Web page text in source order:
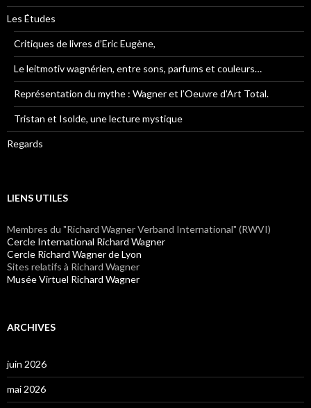
Les Études
Critiques de livres d’Eric Eugène,
Le leitmotiv wagnérien, entre sons, parfums et couleurs…
Représentation du mythe : Wagner et l’Oeuvre d’Art Total.
Tristan et Isolde, une lecture mystique
Regards
LIENS UTILES
Membres du "Richard Wagner Verband International" (RWVI)
Cercle International Richard Wagner
Cercle Richard Wagner de Lyon
Sites relatifs à Richard Wagner
Musée Virtuel Richard Wagner
ARCHIVES
juin 2026
mai 2026